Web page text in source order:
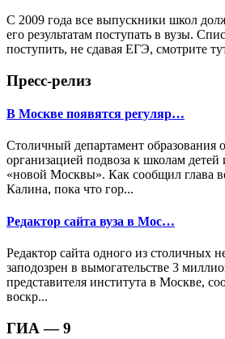
С 2009 года все выпускники школ
его результатам поступать в вузы.
поступить, не сдавая ЕГЭ, смотрите
Пресс-релиз
В Москве появятся регуляр…
Столичный департамент образования
организацией подвоза к школам
«новой Москвы». Как сообщил глава
Калина, пока что гор...
Редактор сайта вуза в Мос…
Редактор сайта одного из столичных
заподозрен в вымогательстве 3
представителя института в Москве,
воскр...
ГИА — 9